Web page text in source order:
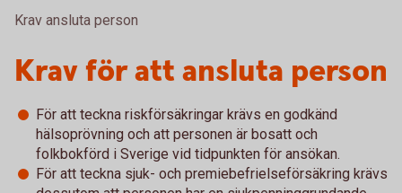
Krav ansluta person
Krav för att ansluta person
För att teckna riskförsäkringar krävs en godkänd
hälsoprövning och att personen är bosatt och
folkbokförd i Sverige vid tidpunkten för ansökan.
För att teckna sjuk- och premiebefrielseförsäkring krävs